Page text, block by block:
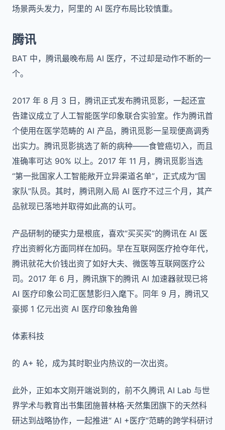
场景两头发力，阿里的 AI 医疗布局比较慎重。
腾讯
BAT 中，腾讯最晚布局 AI 医疗，不过却是动作不断的一
个。
2017 年 8 月 3 日，腾讯正式发布腾讯觅影，一起还宣
告建议成立了人工智能医学印象联合实验室。作为腾讯首
个使用在医学范畴的 AI 产品，腾讯觅影一呈现便高调秀
出实力。腾讯觅影挑选了新的病种——食管癌切入，而且
准确率可达 90% 以上。2017 年 11 月，腾讯觅影当选
“第一批国家人工智能敞开立异渠道名单”，正式成为“国
家队”队员。其时，腾讯刚入局 AI 医疗不过三个月，其产
品就现已落地并取得如此高的认可。
产品研制的硬实力是根底，喜欢“买买买”的腾讯在 AI 医
疗出资孵化方面同样在加码。早在互联网医疗抢夺年代，
腾讯就花大价钱出资了如好大夫、微医等互联网医疗公
司。2017 年 6 月，腾讯旗下的腾讯 AI 加速器就现已将
AI 医疗印象公司汇医慧影归入麾下。同年 9 月，腾讯又
豪掷 1 亿元出资 AI 医疗印象独角兽
体素科技
的 A+ 轮，成为其时职业内热议的一次出资。
此外，正如本文刚开端说到的，前不久腾讯 AI Lab 与世
界学术与教育出书集团施普林格·天然集团旗下的天然科
研达到战略协作，一起推进“ AI +医疗”范畴的跨学科研讨